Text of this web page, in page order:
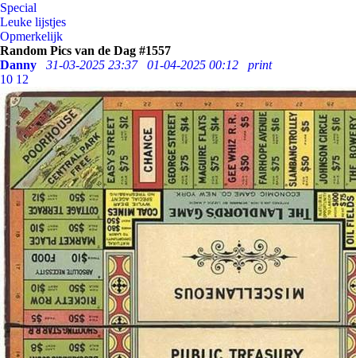
Special
Leuke lijstjes
Opmerkelijk
Random Pics van de Dag #1557
Danny
31-03-2025 23:37 01-04-2025 00:12
print
10 12